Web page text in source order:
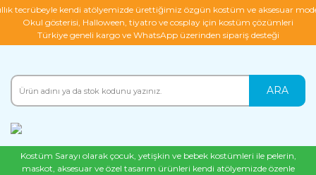
tecrübeyle kendi atölyemizde ürettiğimiz özgün kostüm ve aksesuar
Okul gösterisi, Halloween, tiyatro ve cosplay için kostüm çözümleri
Türkiye geneli kargo ve WhatsApp üzerinden sipariş desteği
ARA
Kostüm Sarayı olarak çocuk, yetişkin ve bebek kostümleri ile pelerin,
maskot, aksesuar ve özel tasarım ürünleri kendi atölyemizde özenle